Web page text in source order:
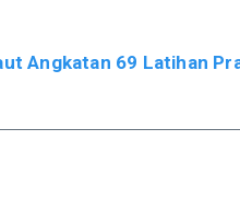
Angkatan 69 Latihan